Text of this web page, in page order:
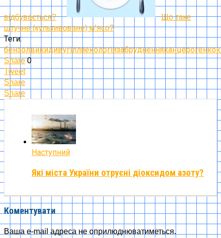
відбувається?
Що таке
штучне (культивоване) м’ясо?
Теги:
бензолвикидивугілляекологіязабрудненняканцероген
Share 0
Tweet
Share
Share
Наступний
Які міста України отруєні діоксидом азоту?
Коментувати
Ваша e-mail адреса не оприлюднюватиметься.